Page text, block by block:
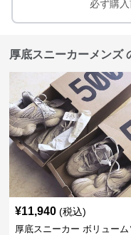
必ず購入
厚底スニーカーメンズ
¥11,940 (税込)
厚底スニーカー ボリューム